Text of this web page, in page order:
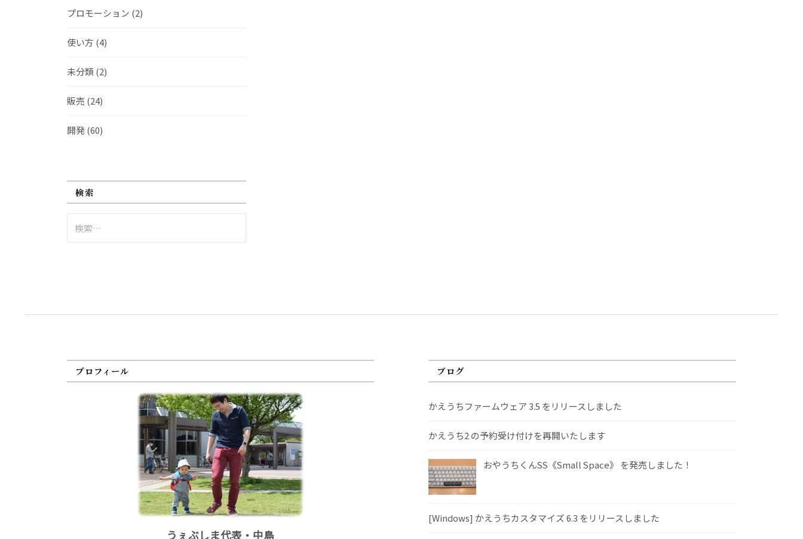
プロモーション (2)
使い方 (4)
未分類 (2)
販売 (24)
開発(60)
検索
索:
プロフィール
うぇぶしま代表・中島
ブログ
かえうちファームウェア 3.5 をリリースしました
かえうち2 の予約受け付けを再開いたします
おやうちくんSS《Small Space》 を発売しました！
[Windows] かえうちカスタマイズ 6.3 をリリースしました